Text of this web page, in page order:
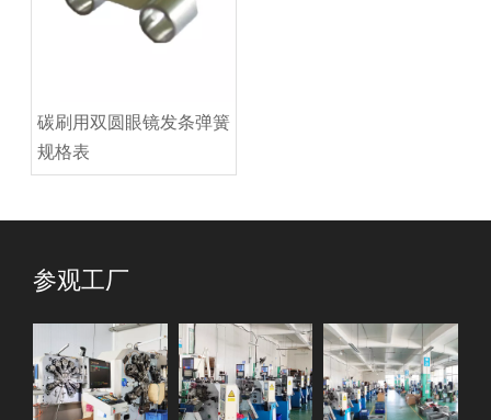
碳刷用双圆眼镜发条弹簧
规格表
参观工厂